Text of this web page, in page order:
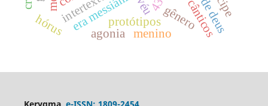
véu gênero
protótipos
hórus agonia menino
Kerygma e-ISSN: 1809-2454